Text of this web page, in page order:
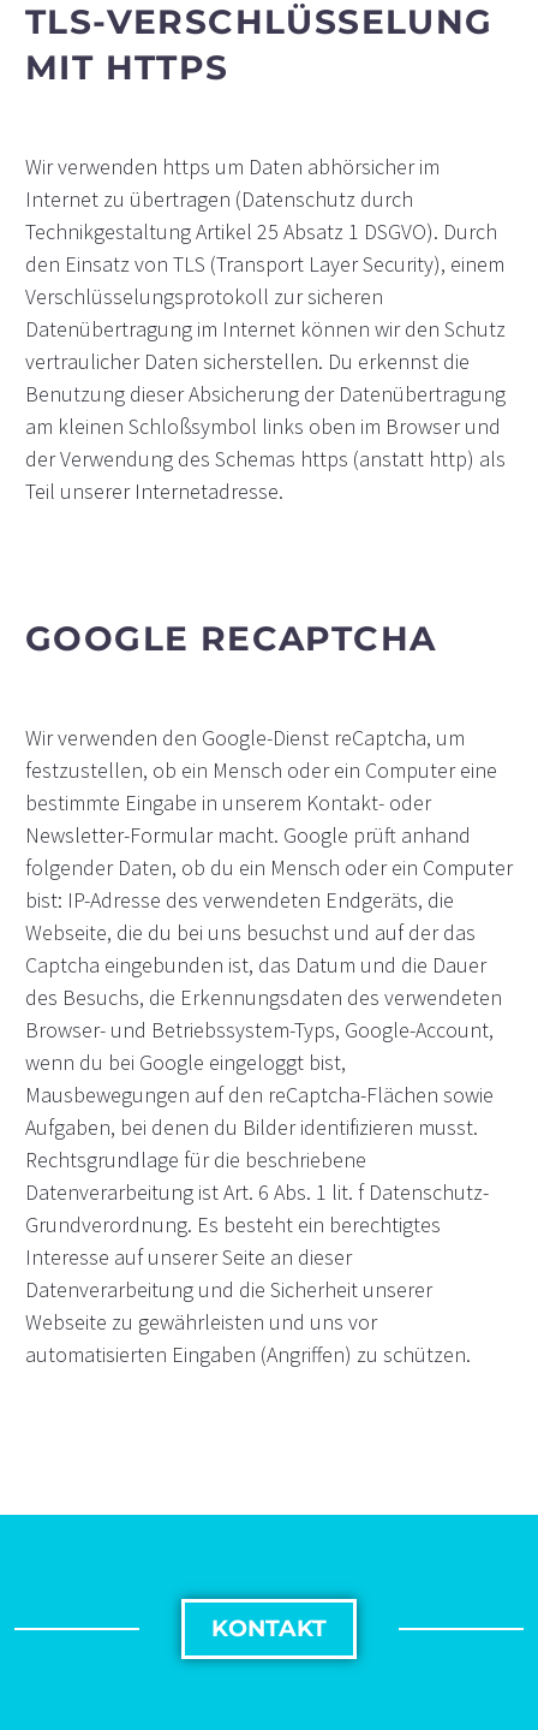
TLS-VERSCHLÜSSELUNG
MIT HTTPS
Wir verwenden https um Daten abhörsicher im
Internet zu übertragen (Datenschutz durch
Technikgestaltung Artikel 25 Absatz 1 DSGVO). Durch
den Einsatz von TLS (Transport Layer Security), einem
Verschlüsselungsprotokoll zur sicheren
Datenübertragung im Internet können wir den Schutz
vertraulicher Daten sicherstellen. Du erkennst die
Benutzung dieser Absicherung der Datenübertragung
am kleinen Schloßsymbol links oben im Browser und
der Verwendung des Schemas https (anstatt http) als
Teil unserer Internetadresse.
GOOGLE RECAPTCHA
Wir verwenden den Google-Dienst reCaptcha, um
festzustellen, ob ein Mensch oder ein Computer eine
bestimmte Eingabe in unserem Kontakt- oder
Newsletter-Formular macht. Google prüft anhand
folgender Daten, ob du ein Mensch oder ein Computer
bist: IP-Adresse des verwendeten Endgeräts, die
Webseite, die du bei uns besuchst und auf der das
Captcha eingebunden ist, das Datum und die Dauer
des Besuchs, die Erkennungsdaten des verwendeten
Browser- und Betriebssystem-Typs, Google-Account,
wenn du bei Google eingeloggt bist,
Mausbewegungen auf den reCaptcha-Flächen sowie
Aufgaben, bei denen du Bilder identifizieren musst.
Rechtsgrundlage für die beschriebene
Datenverarbeitung ist Art. 6 Abs. 1 lit. f Datenschutz-
Grundverordnung. Es besteht ein berechtigtes
Interesse auf unserer Seite an dieser
Datenverarbeitung und die Sicherheit unserer
Webseite zu gewährleisten und uns vor
automatisierten Eingaben (Angriffen) zu schützen.
KONTAKT